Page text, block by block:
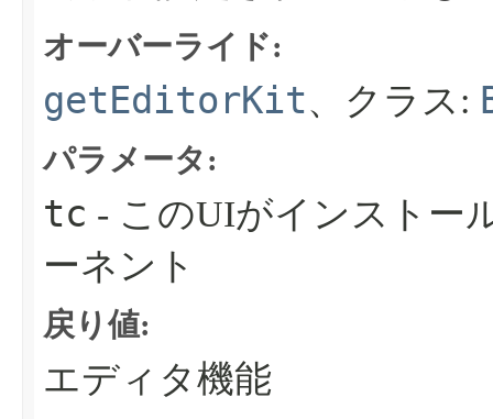
オーバーライド:
getEditorKit、クラス:
パラメータ:
tc - このUIがインストー
ーネント
戻り値:
エディタ機能